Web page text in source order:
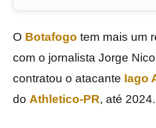
O Botafogo tem mais um
com o jornalista Jorge
contratou o atacante Iago
do Athletico-PR, até 2024.